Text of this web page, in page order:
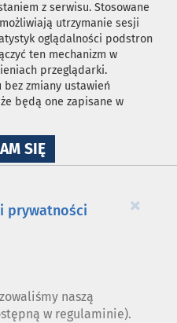
z serwisu. Stosowane
utrzymanie sesji
oglądalności podstron
ten mechanizm w
przeglądarki.
bez zmiany ustawień
będą one zapisane w
SIĘNA
WYKORZYSTANIE
×
prywatności
naszą
w regulaminie).